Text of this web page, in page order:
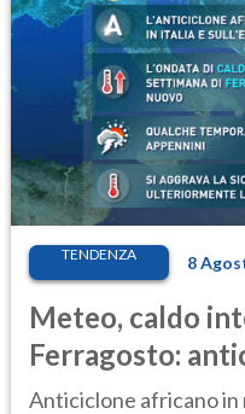
TENDENZA 8
Meteo, caldo
Ferragosto:
ancora
Anticiclone africano